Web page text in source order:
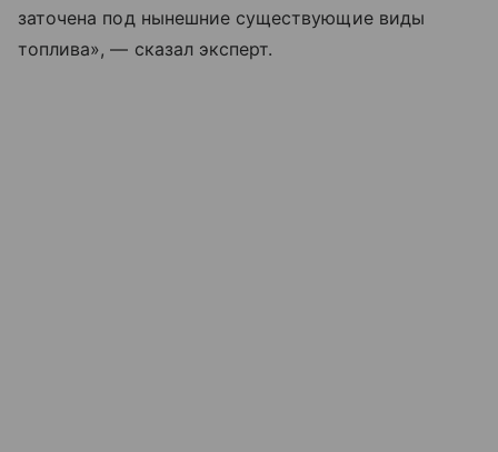
заточена под нынешние существующие виды
топлива», — сказал эксперт.